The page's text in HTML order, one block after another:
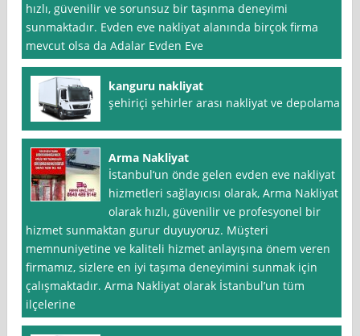
hızlı, güvenilir ve sorunsuz bir taşınma deneyimi
sunmaktadır. Evden eve nakliyat alanında birçok firma
mevcut olsa da Adalar Evden Eve
kanguru nakliyat
şehiriçi şehirler arası nakliyat ve depolama
Arma Nakliyat
İstanbul‘un önde gelen evden eve nakliyat
hizmetleri sağlayıcısı olarak, Arma Nakliyat
olarak hızlı, güvenilir ve profesyonel bir
hizmet sunmaktan gurur duyuyoruz. Müşteri
memnuniyetine ve kaliteli hizmet anlayışına önem veren
firmamız, sizlere en iyi taşıma deneyimini sunmak için
çalışmaktadır. Arma Nakliyat olarak İstanbul’un tüm
ilçelerine